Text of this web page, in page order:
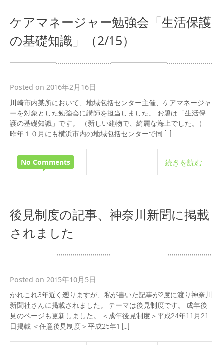
ケアマネージャー勉強会「生活保護
の基礎知識」（2/15）
Posted on 2016年2月16日
川崎市内某所において、地域包括センター主催、ケアマネージャ
ーを対象とした勉強会に講師を担当しました。 お題は「生活保
護の基礎知識」です。 （新しい建物で、綺麗な海上でした。）
昨年１０月にも横浜市内の地域包括センターで同 […]
No Comments 続きを読む
後見制度の記事、神奈川新聞に掲載
されました
Posted on 2015年10月5日
かれこれ3年近く遡りますが、私が書いた記事が2度に渡り神奈川
新聞社さんに掲載されました。 テーマは後見制度です。 成年後
見のページも更新しました。 ＜成年後見制度＞平成24年11月21
日掲載 ＜任意後見制度＞平成25年1 […]